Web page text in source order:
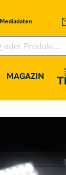
Mediadaten
MAGAZIN